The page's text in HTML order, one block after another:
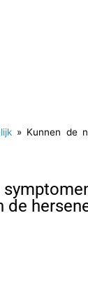
» Kunnen de
de